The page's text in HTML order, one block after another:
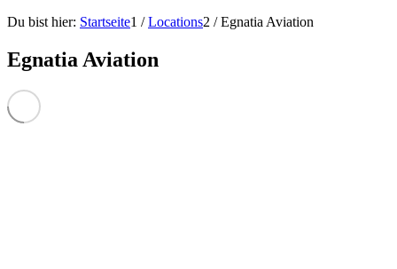
Du bist hier: Startseite1 / Locations2 / Egnatia Aviation
Egnatia Aviation